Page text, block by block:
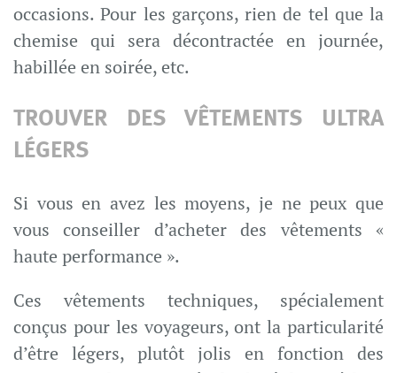
occasions. Pour les garçons, rien de tel que la
chemise qui sera décontractée en journée,
habillée en soirée, etc.
TROUVER DES VÊTEMENTS ULTRA
LÉGERS
Si vous en avez les moyens, je ne peux que
vous conseiller d’acheter des vêtements «
haute performance ».
Ces vêtements techniques, spécialement
conçus pour les voyageurs, ont la particularité
d’être légers, plutôt jolis en fonction des